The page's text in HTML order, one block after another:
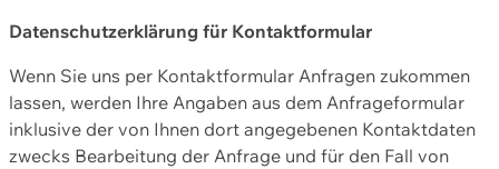
Datenschutzerklärung für Kontaktformular
Wenn Sie uns per Kontaktformular Anfragen zukommen
lassen, werden Ihre Angaben aus dem Anfrageformular
inklusive der von Ihnen dort angegebenen Kontaktdaten
zwecks Bearbeitung der Anfrage und für den Fall von